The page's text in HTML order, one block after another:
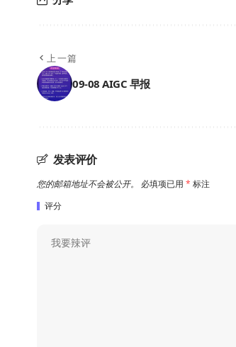
上一篇
09-08 AIGC 早报
发表评价
您的邮箱地址不会被公开。 必填项已用 * 标注
评分